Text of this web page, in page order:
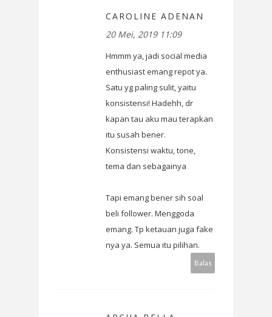
CAROLINE ADENAN
20 Mei, 2019 11:09
Hmmm ya, jadi social media
enthusiast emang repot ya.
Satu yg paling sulit, yaitu
konsistensi! Hadehh, dr
kapan tau aku mau terapkan
itu susah bener.
Konsistensi waktu, tone,
tema dan sebagainya
Tapi emang bener sih soal
beli follower. Menggoda
emang. Tp ketauan juga fake
nya ya. Semua itu pilihan.
Balas